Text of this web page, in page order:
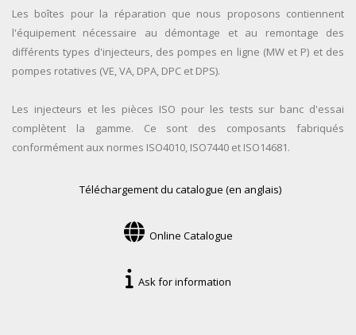
Les boîtes pour la réparation que nous proposons contiennent
l'équipement nécessaire au démontage et au remontage des
différents types d'injecteurs, des pompes en ligne (MW et P) et des
pompes rotatives (VE, VA, DPA, DPC et DPS).
Les injecteurs et les pièces ISO pour les tests sur banc d'essai
complètent la gamme. Ce sont des composants fabriqués
conformément aux normes ISO4010, ISO7440 et ISO14681.
Téléchargement du catalogue (en anglais)
Online Catalogue
Ask for information